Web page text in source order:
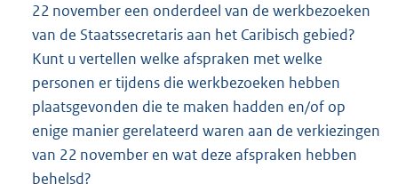
22 november een onderdeel van de werkbezoeken
van de Staatssecretaris aan het Caribisch gebied?
Kunt u vertellen welke afspraken met welke
personen er tijdens die werkbezoeken hebben
plaatsgevonden die te maken hadden en/of op
enige manier gerelateerd waren aan de verkiezingen
van 22 november en wat deze afspraken hebben
behelsd?